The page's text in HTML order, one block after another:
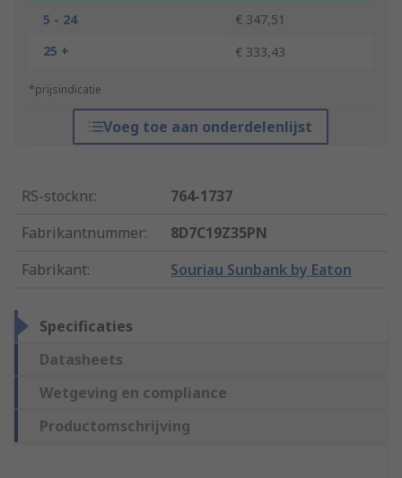
5 - 24
€ 347,51
25 +
€ 333,43
*prijsindicatie
Voeg toe aan onderdelenlijst
RS-stocknr.:
764-1737
Fabrikantnummer:
8D7C19Z35PN
Fabrikant: Souriau Sunbank by Eaton
Specificaties
Datasheets
Wetgeving en compliance
Productomschrijving